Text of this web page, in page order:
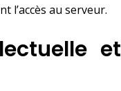
l’accès au serveur.
et